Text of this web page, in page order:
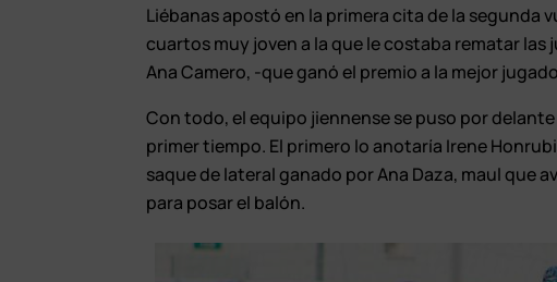
Liébanas apostó en la primera cita de la
cuartos muy joven a la que le costaba rematar
Ana Camero, -que ganó el premio a la mejor
Con todo, el equipo jiennense se puso por
primer tiempo. El primero lo anotaría Irene
saque de lateral ganado por Ana Daza, maul que
para posar el balón.